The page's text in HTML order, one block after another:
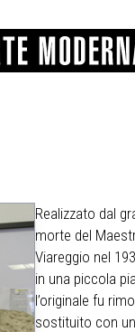
CATARSINI
LUCARELLI
MARTINI
MICHETTI
PIERACCINI
SPOLTI
PROVENIENZE
Realizzato dal
morte del
Viareggio nel
in una piccola
l’originale fu
sostituito con